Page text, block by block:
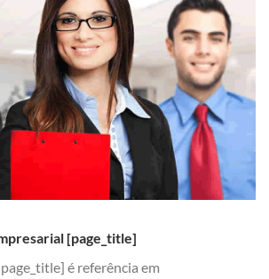
[page_title]
é referência em